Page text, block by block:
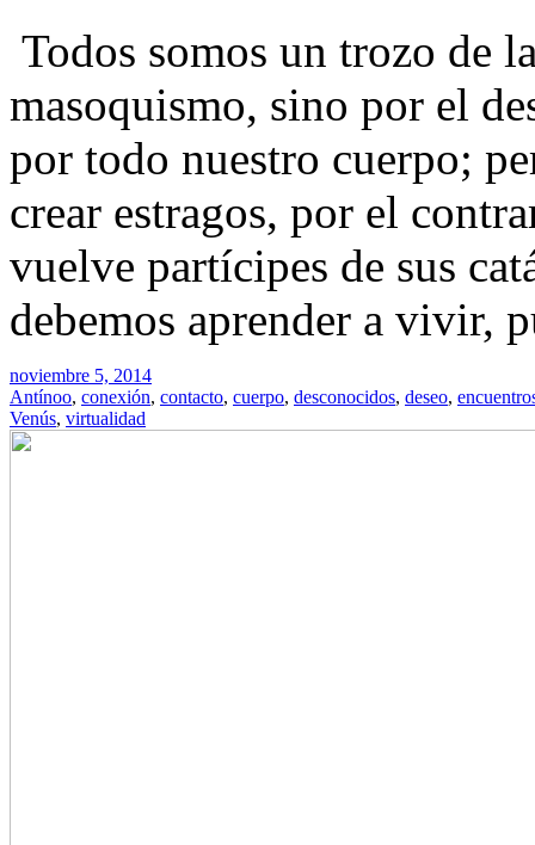
Todos somos un trozo de
masoquismo, sino por el
por todo nuestro cuerpo;
crear estragos, por el
vuelve partícipes de sus
debemos aprender a vivir,
noviembre 5, 2014
Antínoo, conexión, contacto, cuerpo, desconocidos, deseo,
Venús, virtualidad